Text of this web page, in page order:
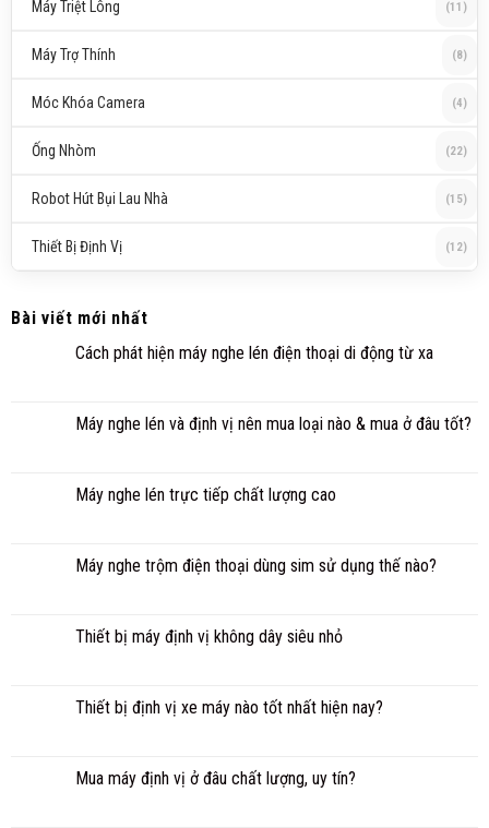
Máy Triệt Lông (11)
Máy Trợ Thính (8)
Móc Khóa Camera (4)
Ống Nhòm (22)
Robot Hút Bụi Lau Nhà (15)
Thiết Bị Định Vị (12)
Bài viết mới nhất
Cách phát hiện máy nghe lén điện thoại di động từ xa
Máy nghe lén và định vị nên mua loại nào & mua ở đâu tốt?
Máy nghe lén trực tiếp chất lượng cao
Máy nghe trộm điện thoại dùng sim sử dụng thế nào?
Thiết bị máy định vị không dây siêu nhỏ
Thiết bị định vị xe máy nào tốt nhất hiện nay?
Mua máy định vị ở đâu chất lượng, uy tín?